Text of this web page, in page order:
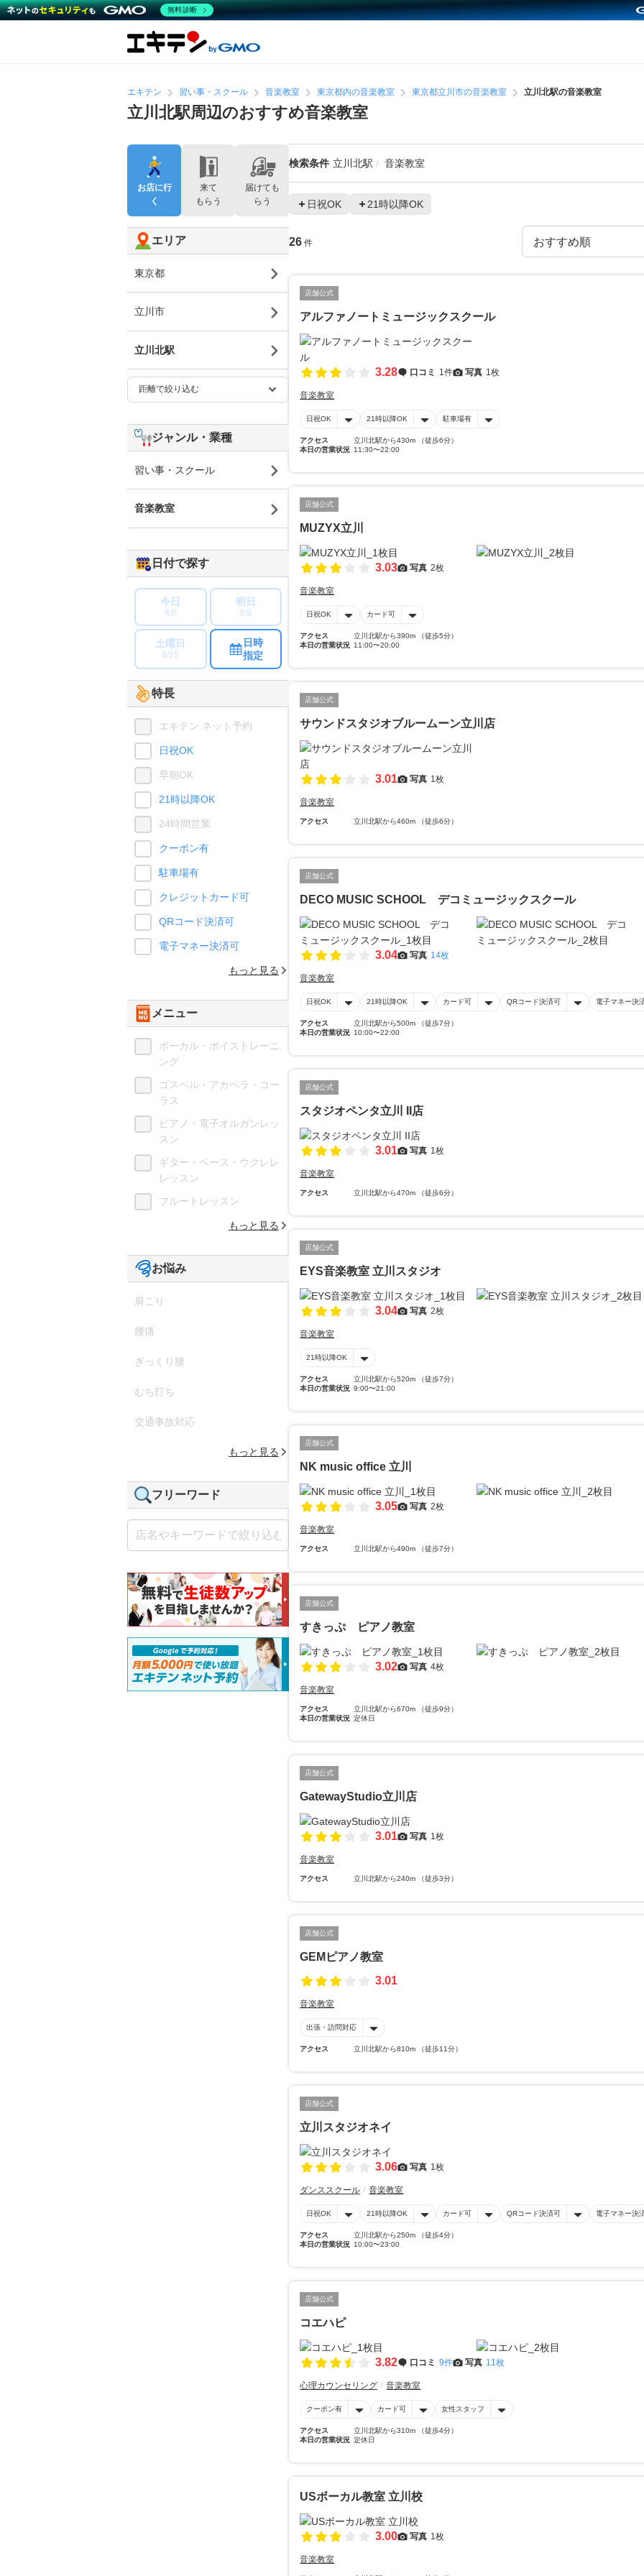
エキテン 習い事・スクール 音楽教室 東京都内の音楽教室 東京都立川市の音楽教室 立川北駅の音楽教室
立川北駅周辺のおすすめ音楽教室
検索条件 立川北駅 音楽教室
日祝OK 21時以降OK
26 件
店舗公式
アルファノートミュージックスクール
3.28 口コミ 1件 写真 1枚
音楽教室
日祝OK 21時以降OK 駐車場有
アクセス
立川北駅から430m （徒歩6分）
本日の営業状況 11:30〜22:00
店舗公式
MUZYX立川
3.03 写真 2枚
音楽教室
日祝OK カード可
アクセス
立川北駅から390m （徒歩5分）
本日の営業状況 11:00〜20:00
店舗公式
サウンドスタジオブルームーン立川店
3.01 写真 1枚
音楽教室
アクセス 立川北駅から460m （徒歩6分）
店舗公式
DECO MUSIC SCHOOL デコミュージックスクール
3.04 写真 14枚
音楽教室
日祝OK 21時以降OK カード可 QRコード決済可 電子マネー決
アクセス
立川北駅から500m （徒歩7分）
本日の営業状況 10:00〜22:00
店舗公式
スタジオペンタ立川 II店
3.01 写真 1枚
音楽教室
アクセス 立川北駅から470m （徒歩6分）
店舗公式
EYS音楽教室 立川スタジオ
3.04 写真 2枚
音楽教室
21時以降OK
アクセス
立川北駅から520m （徒歩7分）
本日の営業状況 9:00〜21:00
店舗公式
NK music office 立川
3.05 写真 2枚
音楽教室
アクセス 立川北駅から490m （徒歩7分）
店舗公式
すきっぷ ピアノ教室
3.02 写真 4枚
音楽教室
アクセス
立川北駅から670m （徒歩9分）
本日の営業状況 定休日
店舗公式
GatewayStudio立川店
3.01 写真 1枚
音楽教室
アクセス 立川北駅から240m （徒歩3分）
店舗公式
GEMピアノ教室
3.01
音楽教室
出張・訪問対応
アクセス 立川北駅から810m （徒歩11分）
店舗公式
立川スタジオネイ
3.06 写真 1枚
ダンススクール 音楽教室
日祝OK 21時以降OK カード可 QRコード決済可 電子マネー決
アクセス
立川北駅から250m （徒歩4分）
本日の営業状況 10:00〜23:00
店舗公式
コエハピ
3.82 口コミ 9件 写真 11枚
心理カウンセリング 音楽教室
クーポン有 カード可 女性スタッフ
アクセス
立川北駅から310m （徒歩4分）
本日の営業状況 定休日
USボーカル教室 立川校
3.00 写真 1枚
音楽教室
お店に行
く
来て
もらう
届けても
らう
エリア
東京都
立川市
立川北駅
ジャンル・業種
習い事・スクール
音楽教室
日付で探す
今日
8/8
明日
8/9
土曜日
8/15
日時
指定
特長
エキテン ネット予約
日祝OK
早朝OK
21時以降OK
24時間営業
クーポン有
駐車場有
クレジットカード可
QRコード決済可
電子マネー決済可
もっと見る
メニュー
ボーカル・ボイストレーニ
ング
ゴスペル・アカペラ・コー
ラス
ピアノ・電子オルガンレッ
スン
ギター・ベース・ウクレレ
レッスン
フルートレッスン
もっと見る
お悩み
肩こり
腰痛
ぎっくり腰
むち打ち
交通事故対応
もっと見る
フリーワード
無料診断